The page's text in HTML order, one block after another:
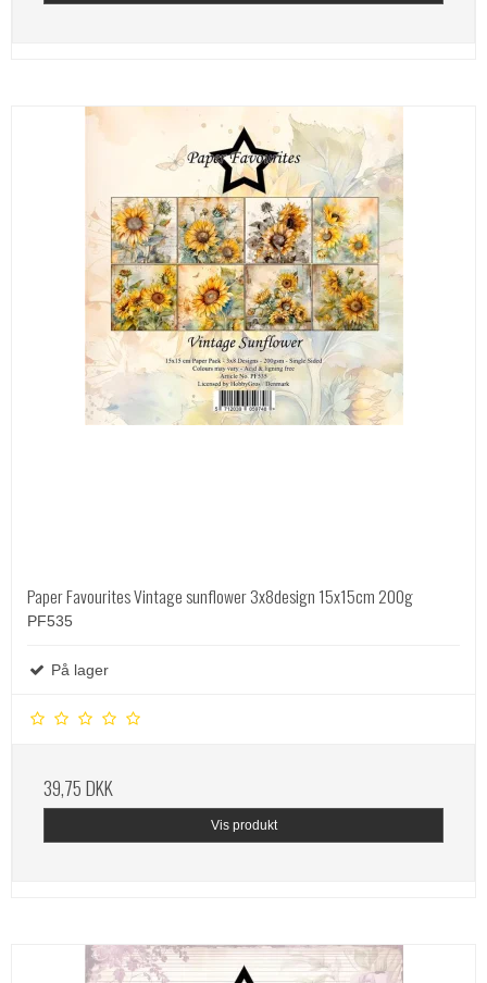
Paper Favourites Vintage sunflower 3x8design 15x15cm 200g
PF535
På lager
39,75 DKK
Vis produkt